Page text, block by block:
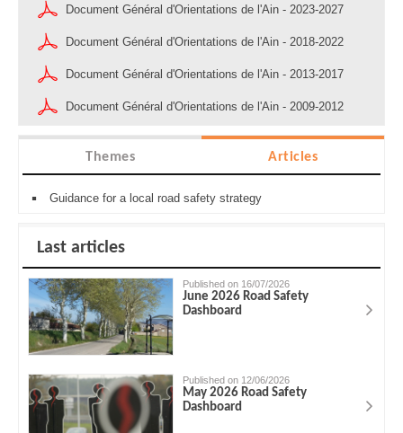
Document Général d'Orientations de l'Ain - 2023-2027
Document Général d'Orientations de l'Ain - 2018-2022
Document Général d'Orientations de l'Ain - 2013-2017
Document Général d'Orientations de l'Ain - 2009-2012
Themes Articles
Guidance for a local road safety strategy
Last articles
Published on 16/07/2026
June 2026 Road Safety
Dashboard
Published on 12/06/2026
May 2026 Road Safety
Dashboard